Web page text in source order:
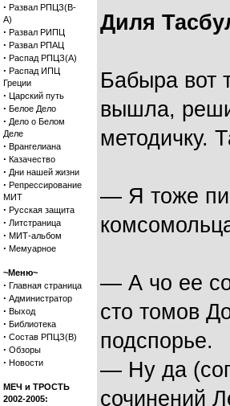
· Развал РПЦЗ(В-
А)
· Развал РИПЦ
· Развал РПАЦ
· Распад РПЦЗ(А)
· Распад ИПЦ
Греции
· Царский путь
· Белое Дело
· Дело о Белом
Деле
· Врангелиана
· Казачество
· Дни нашей жизни
· Репрессирование
МИТ
· Русская защита
· Литстраница
· МИТ-альбом
· Мемуарное
~Меню~
· Главная страница
· Администратор
· Выход
· Библиотека
· Состав РПЦЗ(В)
· Обзоры
· Новости
МЕЧ и ТРОСТЬ
2002-2005:
Диля
Бабыра вот
вышла,
методичку.
— Я тоже
— А чо ее
сто томов
подспорье.
— Ну да
сочинений